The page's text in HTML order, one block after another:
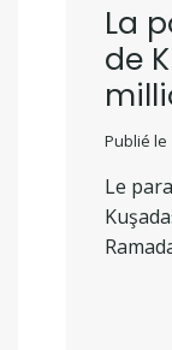
La
de
Publié le
Le